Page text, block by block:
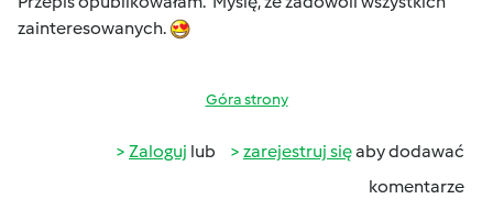
zainteresowanych.
Góra strony
Zaloguj lub zarejestruj sięaby dodawać
komentarze